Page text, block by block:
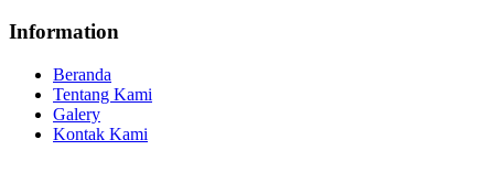
Information
Beranda
Tentang Kami
Galery
Kontak Kami